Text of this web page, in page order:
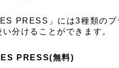
PRESS」には3種類の
分けることができます。
PRESS(無料)